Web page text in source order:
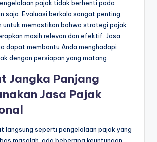
pajak tidak berhenti pada
saja. Evaluasi berkala sangat penting
untuk memastikan bahwa strategi pajak
masih relevan dan efektif. Jasa
dapat membantu Anda menghadapi
dengan persiapan yang matang.
Jangka Panjang
Jasa Pajak
langsung seperti pengelolaan pajak yang
masalah, ada beberapa keuntungan